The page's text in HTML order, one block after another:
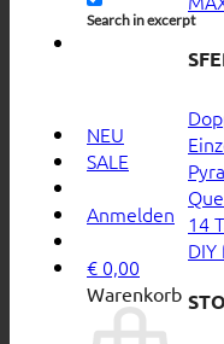
Search in excerpt
NEU
SALE
Anmelden
€ 0,00
Warenkorb
14